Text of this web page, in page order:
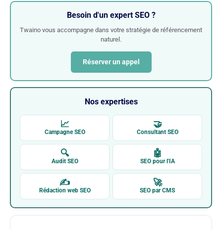
Besoin d'un expert SEO ?
Twaino vous accompagne dans votre stratégie de référencement
naturel.
Réserver un appel
Nos expertises
📈
Campagne SEO
🤝
Consultant SEO
🔍
Audit SEO
🤖
SEO pour l'IA
✍
Rédaction web SEO
🚀
SEO par CMS